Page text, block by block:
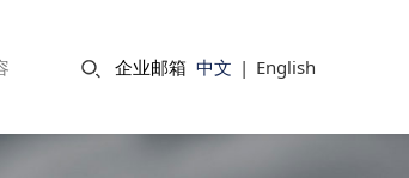
中文 | English
企业邮箱